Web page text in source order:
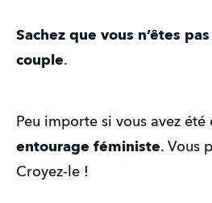
Sachez que vous n’êtes
couple.
Peu importe si vous avez été
entourage féministe. Vous
Croyez-le !